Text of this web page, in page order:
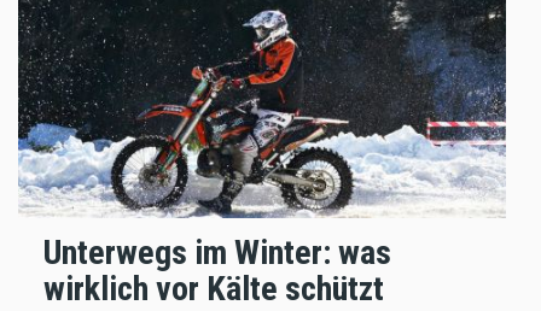
Unterwegs im Winter: was
wirklich vor Kälte schützt